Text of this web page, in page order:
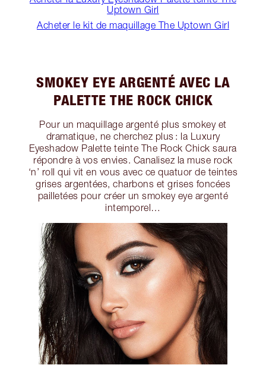
Uptown Girl
Acheter le kit de maquillage The Uptown Girl
SMOKEY EYE ARGENTÉ AVEC LA
PALETTE THE ROCK CHICK
Pour un maquillage argenté plus smokey et
dramatique, ne cherchez plus : la Luxury
Eyeshadow Palette teinte The Rock Chick saura
répondre à vos envies. Canalisez la muse rock
‘n’ roll qui vit en vous avec ce quatuor de teintes
grises argentées, charbons et grises foncées
pailletées pour créer un smokey eye argenté
intemporel…